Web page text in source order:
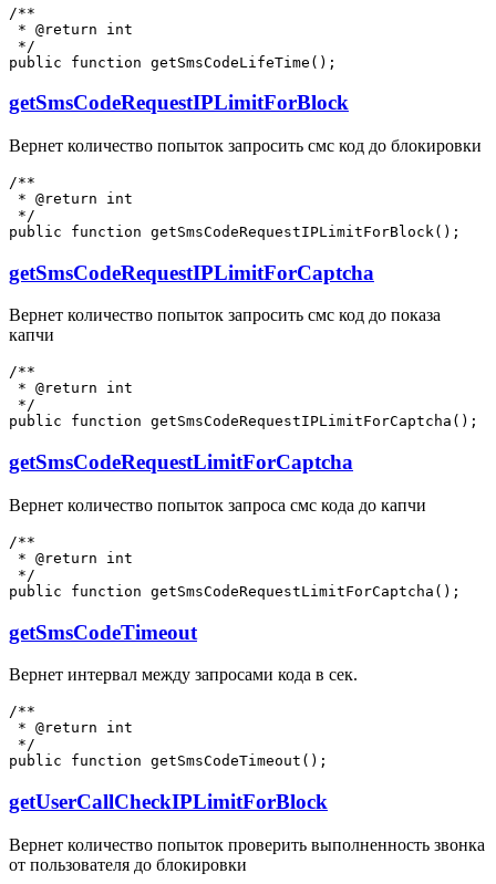
/**
* @return int
*/
getSmsCodeRequestIPLimitForBlock
Вернет количество попыток запросить смс код до блокировки
/**
* @return int
*/
getSmsCodeRequestIPLimitForCaptcha
Вернет количество попыток запросить смс код до показа
капчи
/**
* @return int
*/
getSmsCodeRequestLimitForCaptcha
Вернет количество попыток запроса смс кода до капчи
/**
* @return int
*/
getSmsCodeTimeout
Вернет интервал между запросами кода в сек.
/**
* @return int
*/
getUserCallCheckIPLimitForBlock
Вернет количество попыток проверить выполненность звонка
от пользователя до блокировки